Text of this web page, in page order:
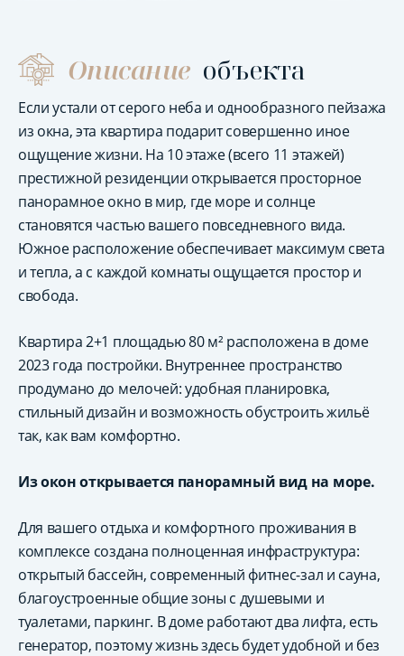
Описание объекта
Если устали от серого неба и однообразного пейзажа
из окна, эта квартира подарит совершенно иное
ощущение жизни. На 10 этаже (всего 11 этажей)
престижной резиденции открывается просторное
панорамное окно в мир, где море и солнце
становятся частью вашего повседневного вида.
Южное расположение обеспечивает максимум света
и тепла, а с каждой комнаты ощущается простор и
свобода.
Квартира 2+1 площадью 80 м² расположена в доме
2023 года постройки. Внутреннее пространство
продумано до мелочей: удобная планировка,
стильный дизайн и возможность обустроить жильё
так, как вам комфортно.
Из окон открывается панорамный вид на море.
Для вашего отдыха и комфортного проживания в
комплексе создана полноценная инфраструктура:
открытый бассейн, современный фитнес-зал и сауна,
благоустроенные общие зоны с душевыми и
туалетами, паркинг. В доме работают два лифта, есть
генератор, поэтому жизнь здесь будет удобной и без